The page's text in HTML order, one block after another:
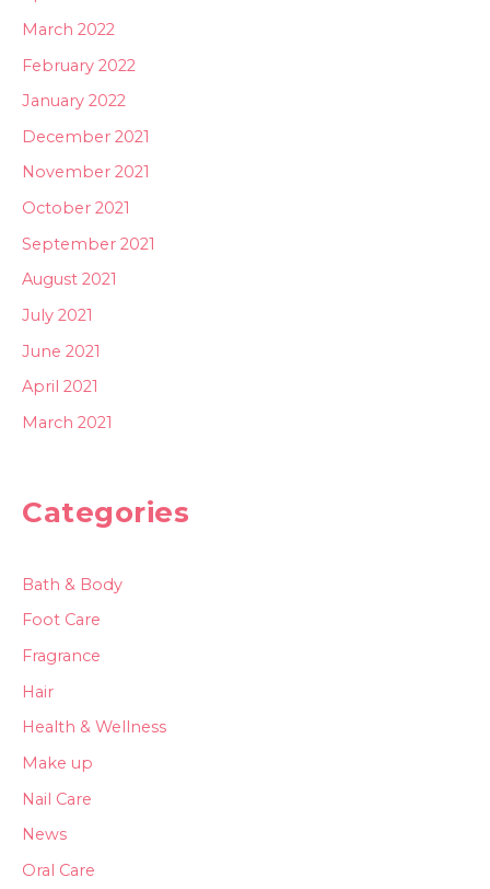
March 2022
February 2022
January 2022
December 2021
November 2021
October 2021
September 2021
August 2021
July 2021
June 2021
April 2021
March 2021
Categories
Bath & Body
Foot Care
Fragrance
Hair
Health & Wellness
Make up
Nail Care
News
Oral Care